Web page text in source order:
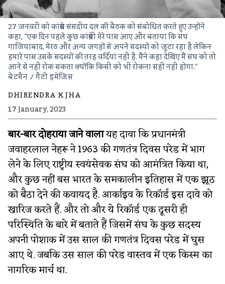
27 जनवरी को कांग्रेस संसदीय दल की बैठक को संबोधित करते हुए उन्होंने
कहा, "एक दिन पहले कुछ कांग्रेसी मेरे पास आए और बताया कि संघ
गाजियाबाद, मेरठ और अन्य जगहों से अपने सदस्यों को जुटा रहा है लेकिन
हमारे पास उसके सदस्यों की तरह वर्दियां नहीं है. मैंने कहा देखिए मैं संघ को तो
आने से नहीं रोक सकता क्योंकि किसी को भी रोकना सही नहीं होगा."
बेटमैन / गैटी इमेजिस
DHIRENDRA K JHA
17 January, 2023
बार-बार दोहराया जाने वालायह दावा कि प्रधानमंत्री
जवाहरलाल नेहरू ने 1963 की गणतंत्र दिवस परेड में भाग
लेने के लिए राष्ट्रीय स्वयंसेवक संघ को आमंत्रित किया था,
और कुछ नहीं बस भारत के समकालीन इतिहास में एक झूठ
को बैठा देने की कवायद है. आर्काइव के रिकॉर्ड इस दावे को
खारिज करते हैं. और तो और ये रिकॉर्ड एक दूसरी ही
परिस्थिति के बारे में बताते हैं जिसमें संघ के कुछ सदस्य
अपनी पोशाक में उस साल की गणतंत्र दिवस परेड में घुस
आए थे. जबकि उस साल की परेड वास्तव में एक किस्म का
नागरिक मार्च था.